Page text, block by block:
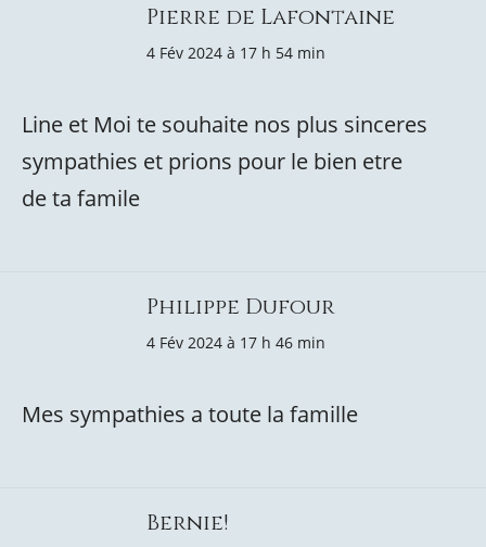
Pierre de Lafontaine
4 Fév 2024 à 17 h 54 min
Line et Moi te souhaite nos plus sinceres
sympathies et prions pour le bien etre
de ta famile
Philippe Dufour
4 Fév 2024 à 17 h 46 min
Mes sympathies a toute la famille
Bernie!